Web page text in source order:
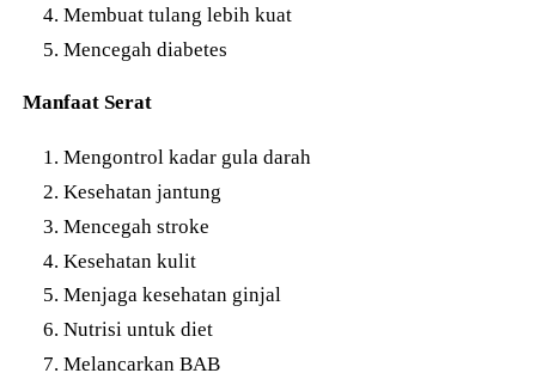
Membuat tulang lebih kuat
Mencegah diabetes
Manfaat Serat
Mengontrol kadar gula darah
Kesehatan jantung
Mencegah stroke
Kesehatan kulit
Menjaga kesehatan ginjal
Nutrisi untuk diet
Melancarkan BAB